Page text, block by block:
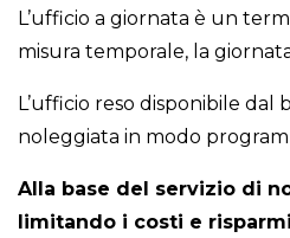
L’ufficio a giornata è un
misura temporale, la
L’ufficio reso disponibile
noleggiata in modo
Alla base del servizio di
limitando i costi e